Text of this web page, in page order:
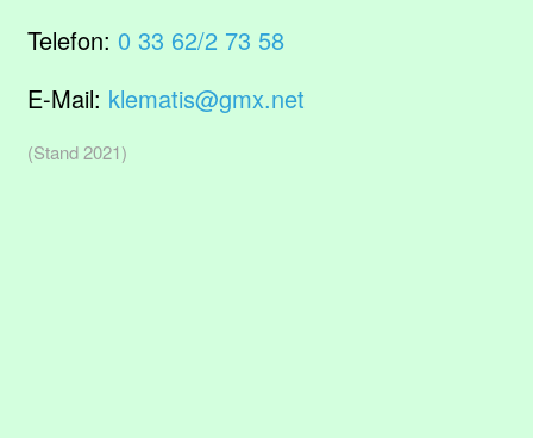
Telefon: 0 33 62/2 73 58
E-Mail: klematis@gmx.net
(Stand 2021)